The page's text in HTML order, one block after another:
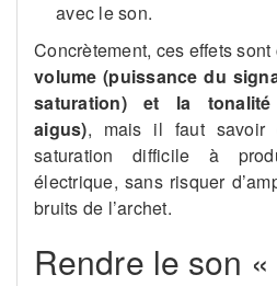
avec le son.
Concrètement, ces effets sont
volume (puissance du
saturation) et la tonalité
aigus), mais il faut savoir
saturation difficile à
électrique, sans risquer
bruits de l’archet.
Rendre le son